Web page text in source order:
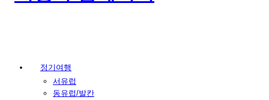
정기여행
서유럽
동유럽/발칸